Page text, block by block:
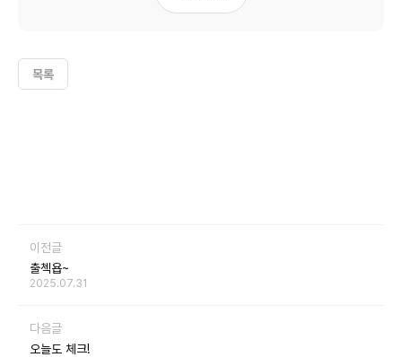
목록
이전글
출첵욥~
2025.07.31
다음글
오늘도 체크!